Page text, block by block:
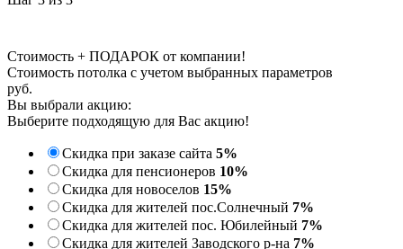
Стоимость + ПОДАРОК от компании!
Стоимость потолка с учетом выбранных параметров
руб.
Вы выбрали акцию:
Выберите подходящую для Вас акцию!
Скидка при заказе сайта 5%
Скидка для пенсионеров 10%
Скидка для новоселов 15%
Скидка для жителей пос.Солнечный 7%
Скидка для жителей пос. Юбилейный 7%
Скидка для жителей Заводского р-на 7%